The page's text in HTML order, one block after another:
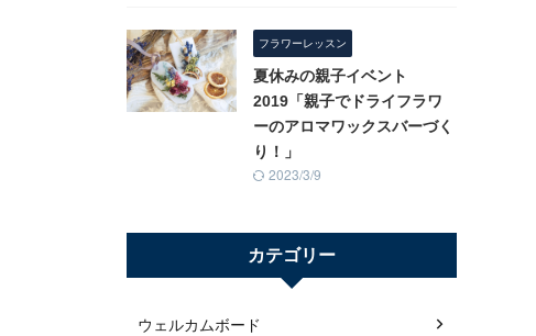
フラワーレッスン
夏休みの親子イベント
2019「親子でドライフラワ
ーのアロマワックスバーづく
り！」
2023/3/9
カテゴリー
ウェルカムボード